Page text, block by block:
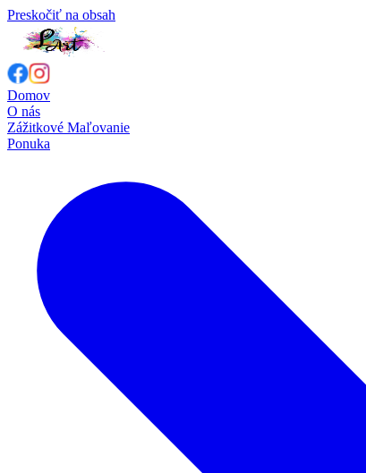
Preskočiť na obsah
Domov
O nás
Zážitkové Maľovanie
Ponuka